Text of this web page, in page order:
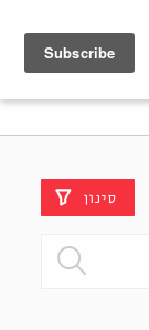
סינון